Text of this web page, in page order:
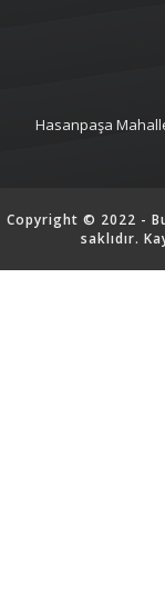
Hasanpaşa
Copyright © 2022 -
saklıdır.